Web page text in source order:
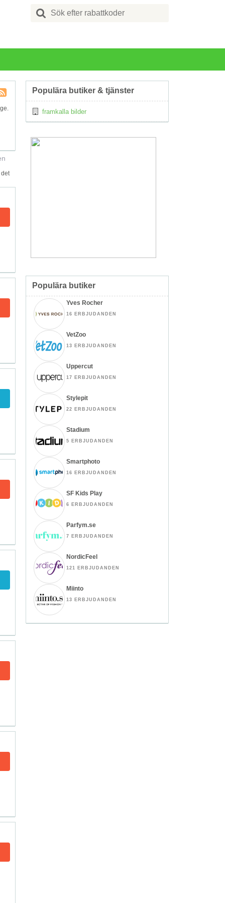
Search
for:
Populära butiker & tjänster
framkalla bilder
Populära butiker
Yves Rocher
16 ERBJUDANDEN
VetZoo
13 ERBJUDANDEN
Uppercut
17 ERBJUDANDEN
Stylepit
22 ERBJUDANDEN
Stadium
5 ERBJUDANDEN
Smartphoto
16 ERBJUDANDEN
SF Kids Play
6 ERBJUDANDEN
Parfym.se
7 ERBJUDANDEN
NordicFeel
121 ERBJUDANDEN
Miinto
13 ERBJUDANDEN